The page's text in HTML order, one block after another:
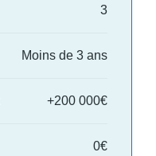
3
Moins de 3 ans
+200 000€
0€